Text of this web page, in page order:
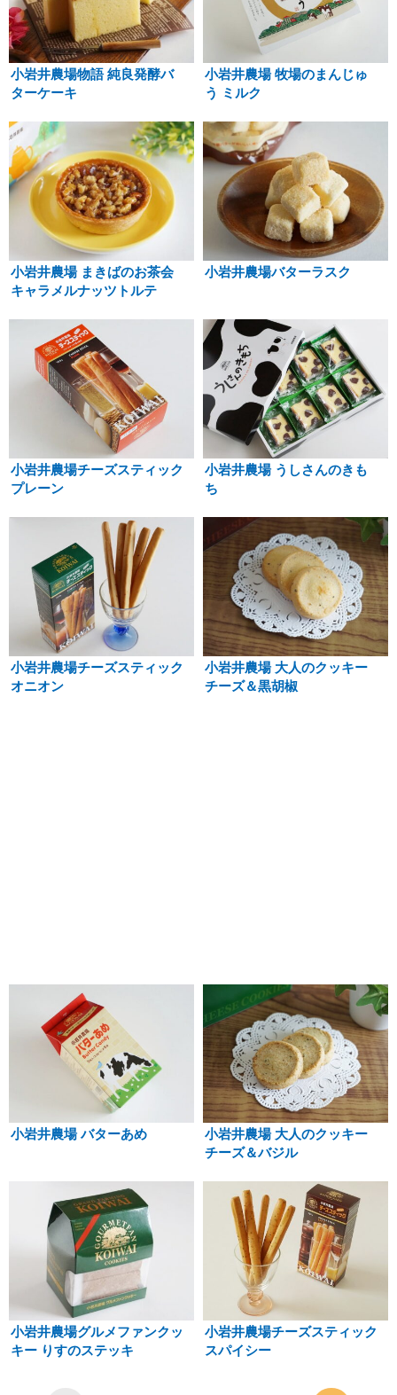
小岩井農場物語 純良発酵バ
ターケーキ
小岩井農場 牧場のまんじゅ
う ミルク
小岩井農場 まきばのお茶会
キャラメルナッツトルテ
小岩井農場バターラスク
小岩井農場チーズスティック
プレーン
小岩井農場 うしさんのきも
ち
小岩井農場チーズスティック
オニオン
小岩井農場 大人のクッキー
チーズ＆黒胡椒
小岩井農場 バターあめ
小岩井農場 大人のクッキー
チーズ＆バジル
小岩井農場グルメファンクッ
キー りすのステッキ
小岩井農場チーズスティック
スパイシー